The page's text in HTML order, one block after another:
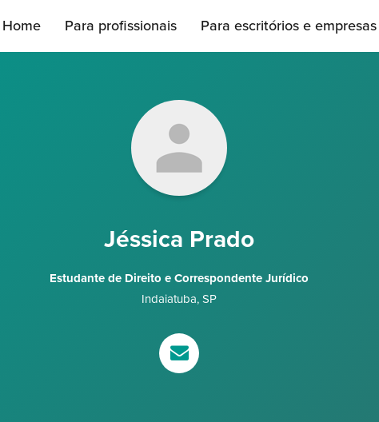
Home Para profissionais Para escritórios e empresas
Jéssica Prado
Estudante de Direito e Correspondente Jurídico
Indaiatuba, SP